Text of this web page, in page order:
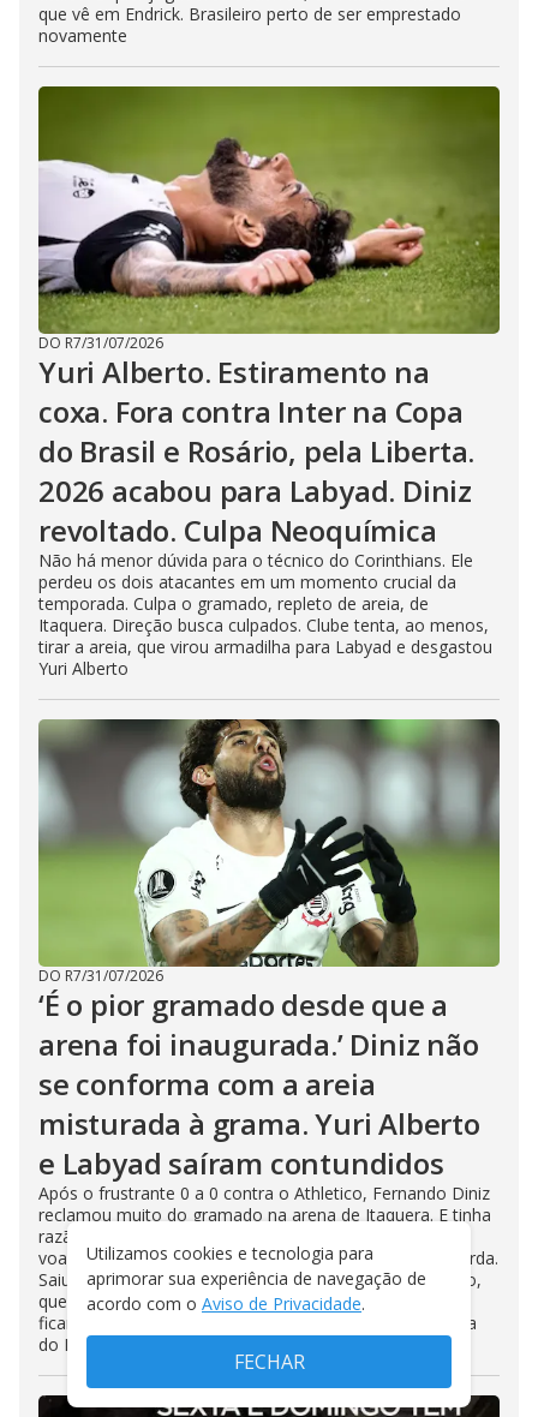
que vê em Endrick. Brasileiro perto de ser emprestado
novamente
DO R7/31/07/2026
Yuri Alberto. Estiramento na
coxa. Fora contra Inter na Copa
do Brasil e Rosário, pela Liberta.
2026 acabou para Labyad. Diniz
revoltado. Culpa Neoquímica
Não há menor dúvida para o técnico do Corinthians. Ele
perdeu os dois atacantes em um momento crucial da
temporada. Culpa o gramado, repleto de areia, de
Itaquera. Direção busca culpados. Clube tenta, ao menos,
tirar a areia, que virou armadilha para Labyad e desgastou
Yuri Alberto
DO R7/31/07/2026
‘É o pior gramado desde que a
arena foi inaugurada.’ Diniz não
se conforma com a areia
misturada à grama. Yuri Alberto
e Labyad saíram contundidos
Após o frustrante 0 a 0 contra o Athletico, Fernando Diniz
reclamou muito do gramado na arena de Itaquera. E tinha
razão. Os jogadores corriam e era possível ver a areia
voando. Yuri Alberto sentiu forte fisgada na coxa esquerda.
Saiu do jogo chorando muito. O medo é de estiramento,
que pode tirá-lo meses do futebol. Ele e Ladyad devem
ficar de fora contra o Internacional, domingo, pela Copa
do Brasil
Utilizamos cookies e tecnologia para
aprimorar sua experiência de navegação de
acordo com o Aviso de Privacidade.
FECHAR